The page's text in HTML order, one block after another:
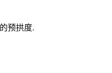
预拱度.